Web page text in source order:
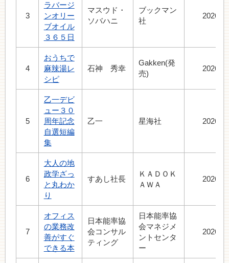
3
ラバージ
ンオリー
ブオイル
３６５日
マスウド・
ソバハニ
ブックマン
社
2026.6
4
おうちで
麻辣湯レ
シピ
石神 秀幸
Gakken(発
売)
2026.7
5
乙一デビ
ュー３０
周年記念
自選短編
集
乙一 星海社 2026.5
6
大人の地
政学ざっ
と丸わか
り
すあし社長
ＫＡＤＯＫ
ＡＷＡ
2026.6
7
オフィス
の業務改
善がすぐ
できる本
日本能率協
会コンサル
ティング
日本能率協
会マネジメ
ントセンタ
ー
2026.6